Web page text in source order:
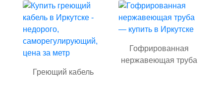
Греющий кабель
Гофрированная
нержавеющая труба